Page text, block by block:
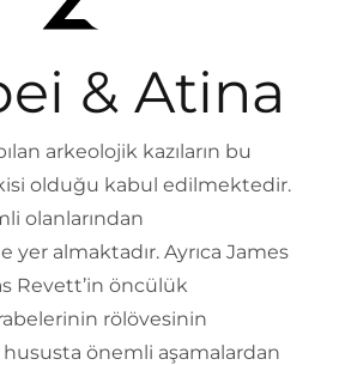
& Atina
arkeolojik kazıların bu
olduğu kabul edilmektedir.
olanlarından
yer almaktadır. Ayrıca James
Revett’in öncülük
rölövesinin
hususta önemli aşamalardan